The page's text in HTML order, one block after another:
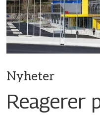
Nyheter
Reagerer